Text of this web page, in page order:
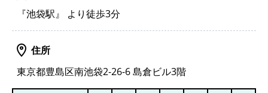
『池袋駅』 より徒歩3分
住所
東京都豊島区南池袋2-26-6 島倉ビル3階